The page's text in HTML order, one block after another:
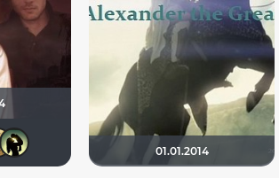
Conakry
Bukashkaza30
Машенька1004
zimozdraL
ENIGMA
☻☻☻ mom ☻☻☻
01.01.2014